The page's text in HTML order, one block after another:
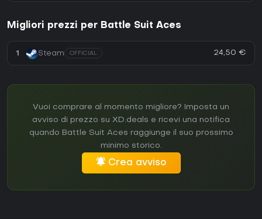
Migliori prezzi per Battle Suit Aces
1 Steam OFFICIAL 24,50 €
Vuoi comprare al momento migliore? Imposta un
avviso di prezzo su XD.deals e ricevi una notifica
quando Battle Suit Aces raggiunge il suo prossimo
minimo storico.
Crea avviso